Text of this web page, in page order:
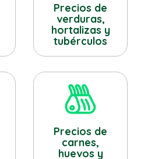
Precios de
verduras,
hortalizas y
tubérculos
Precios de
carnes,
huevos y